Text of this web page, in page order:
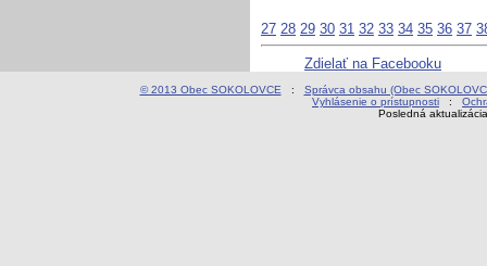
27 28 29 30 31 32 33 34 35 36 37
Zdielať na Facebooku
© 2013 Obec SOKOLOVCE : Správca obsahu (Obec
Vyhlásenie o prístupnosti :
Posledná